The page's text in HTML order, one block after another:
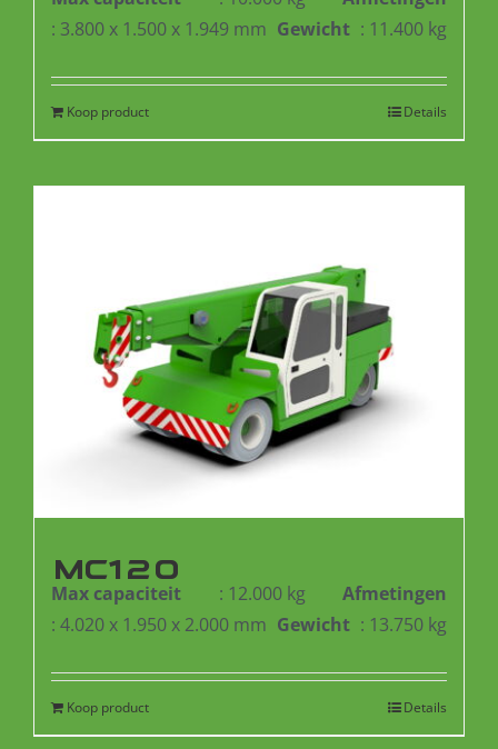
: 3.800 x 1.500 x 1.949 mm Gewicht : 11.400 kg
Koop product Details
MC120
Max capaciteit : 12.000 kg
Afmetingen
: 4.020 x 1.950 x 2.000 mm Gewicht : 13.750 kg
Koop product Details